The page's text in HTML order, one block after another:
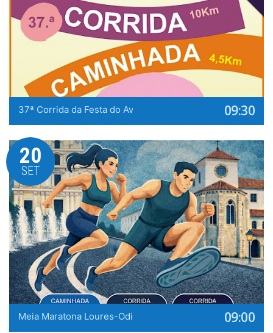
37ª Corrida da Festa do Avante! 2026 09:30
Meia Maratona Loures-Odivelas-Loures 2026 09:00
20
SET